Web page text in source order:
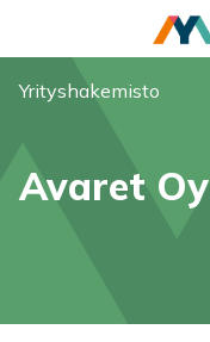
Olet tässä:
Yrityshakemisto
Avaret Oy